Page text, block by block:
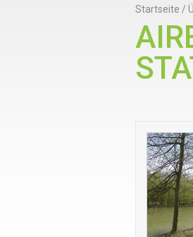
Startseite /